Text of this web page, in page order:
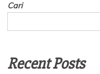
Cari
Recent Posts